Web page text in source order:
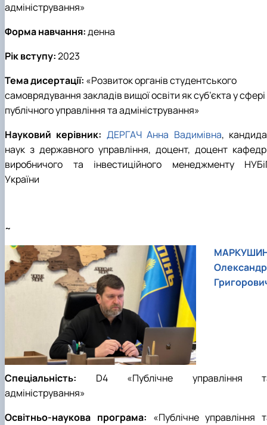
адміністрування»
Форма навчання:денна
Рік вступу:2023
Тема дисертації: «Розвиток органів студентського
самоврядування закладів вищої освіти як суб’єкта у сфері
публічного управління та адміністрування»
Науковий керівник: ДЕРГАЧ Анна Вадимівна,
наук з державного управління, доцент, доцент
виробничого та інвестиційного менеджменту
України
~
Олександр
Спеціальність: D4 «Публічне управління
адміністрування»
Освітньо-наукова програма: «Публічне управління